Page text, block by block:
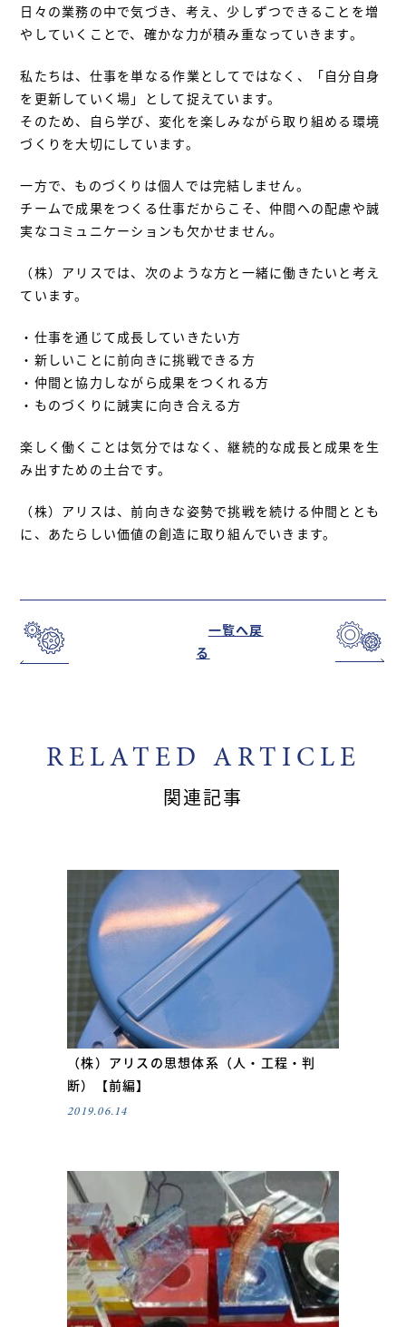
日々の業務の中で気づき、考え、少しずつできることを増
やしていくことで、確かな力が積み重なっていきます。
私たちは、仕事を単なる作業としてではなく、「自分自身
を更新していく場」として捉えています。
そのため、自ら学び、変化を楽しみながら取り組める環境
づくりを大切にしています。
一方で、ものづくりは個人では完結しません。
チームで成果をつくる仕事だからこそ、仲間への配慮や誠
実なコミュニケーションも欠かせません。
（株）アリスでは、次のような方と一緒に働きたいと考え
ています。
・仕事を通じて成長していきたい方
・新しいことに前向きに挑戦できる方
・仲間と協力しながら成果をつくれる方
・ものづくりに誠実に向き合える方
楽しく働くことは気分ではなく、継続的な成長と成果を生
み出すための土台です。
（株）アリスは、前向きな姿勢で挑戦を続ける仲間ととも
に、あたらしい価値の創造に取り組んでいきます。
一覧へ戻
る
RELATED ARTICLE
関連記事
（株）アリスの思想体系（人・工程・判
断）【前編】
2019.06.14